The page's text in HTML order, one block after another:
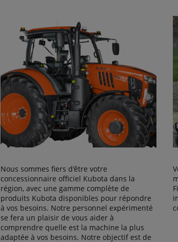
Nous sommes fiers d'être votre
concessionnaire officiel Kubota dans la
région, avec une gamme complète de
produits Kubota disponibles pour répondre
à vos besoins. Notre personnel expérimenté
se fera un plaisir de vous aider à
comprendre quelle est la machine la plus
adaptée à vos besoins. Notre objectif est de